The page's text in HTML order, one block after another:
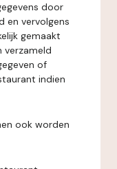
door
en vervolgens
gemaakt
verzameld
of
indien
ook worden